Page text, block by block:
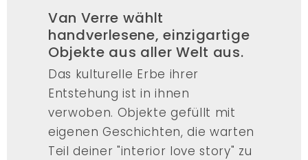
Van Verre wählt
handverlesene, einzigartige
Objekte aus aller Welt aus.
Das kulturelle Erbe ihrer
Entstehung ist in ihnen
verwoben. Objekte gefüllt mit
eigenen Geschichten, die warten
Teil deiner "interior love story" zu